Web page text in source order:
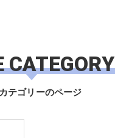
テゴリーのページ
CATEGORY